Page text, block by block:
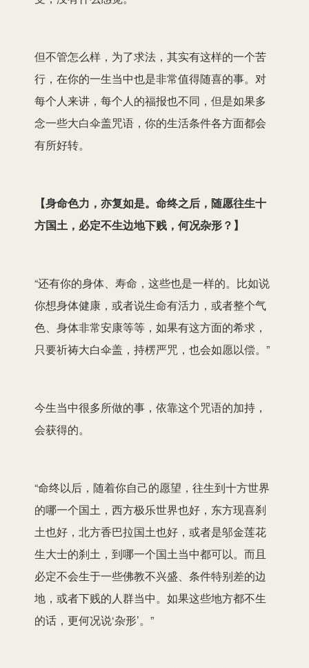
但不管怎么样，为了求法，其实有这样的一个苦
行，在你的一生当中也是非常值得随喜的事。对
每个人来讲，每个人的福报也不同，但是如果多
念一些大白伞盖咒语，你的生活条件各方面都会
有所好转。
【身命色力，亦复如是。命终之后，随愿往生十
方国土，必定不生边地下贱，何况杂形？ 】
“还有你的身体、寿命，这些也是一样的。比如说
你想身体健康，或者说生命有活力，或者整个气
色、身体非常安康等等，如果有这方面的希求，
只要祈祷大白伞盖，持楞严咒，也会如愿以偿。”
今生当中很多所做的事，依靠这个咒语的加持，
会获得的。
“命终以后，随着你自己的愿望，往生到十方世界
的哪一个国土，西方极乐世界也好，东方现喜刹
土也好，北方香巴拉国土也好，或者是邬金莲花
生大士的刹土，到哪一个国土当中都可以。而且
必定不会生于一些佛教不兴盛、条件特别差的边
地，或者下贱的人群当中。如果这些地方都不生
的话，更何况说‘杂形’。”